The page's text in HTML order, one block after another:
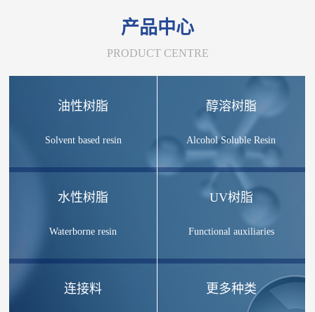
产品中心
PRODUCT CENTRE
油性树脂
Solvent based resin
醇溶树脂
Alcohol Soluble Resin
水性树脂
Waterborne resin
UV树脂
Functional auxiliaries
连接料 更多种类